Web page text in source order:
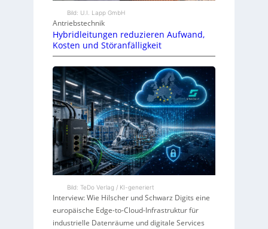
Bild: U.I. Lapp GmbH
Antriebstechnik
Hybridleitungen reduzieren Aufwand,
Kosten und Störanfälligkeit
Bild: TeDo Verlag / KI-generiert
Interview: Wie Hilscher und Schwarz Digits eine
europäische Edge-to-Cloud-Infrastruktur für
industrielle Datenräume und digitale Services